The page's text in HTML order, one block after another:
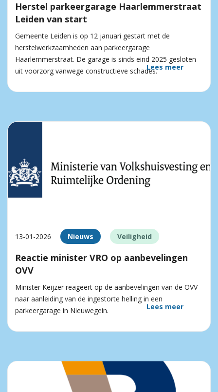
Herstel parkeergarage Haarlemmerstraat
Leiden van start
Gemeente Leiden is op 12 januari gestart met de
herstelwerkzaamheden aan parkeergarage
Haarlemmerstraat. De garage is sinds eind 2025 gesloten
uit voorzorg vanwege constructieve schades.Lees meer
13-01-2026 Nieuws Veiligheid
Reactie minister VRO op aanbevelingen
OVV
Minister Keijzer reageert op de aanbevelingen van de OVV
naar aanleiding van de ingestorte helling in een
parkeergarage in Nieuwegein.
Lees meer